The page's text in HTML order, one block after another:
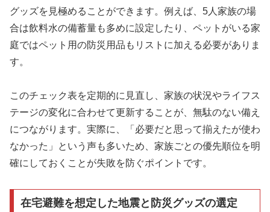
グッズを見極めることができます。例えば、5人家族の場
合は飲料水の備蓄量も多めに設定したり、ペットがいる家
庭ではペット用の防災用品もリストに加える必要がありま
す。
このチェック表を定期的に見直し、家族の状況やライフス
テージの変化に合わせて更新することが、無駄のない備え
につながります。実際に、「必要だと思って揃えたが使わ
なかった」という声も多いため、家族ごとの優先順位を明
確にしておくことが失敗を防ぐポイントです。
在宅避難を想定した地震と防災グッズの選定